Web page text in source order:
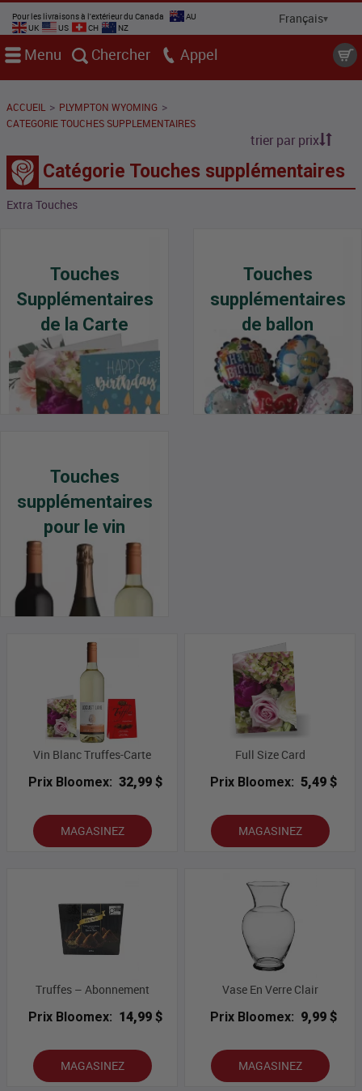
Pour les livraisons à l'extérieur du Canada
AU
UK
US CH NZ
Menu Chercher Appel
ACCUEIL > PLYMPTON WYOMING >
CATEGORIE TOUCHES SUPPLEMENTAIRES
trier par prix
Catégorie Touches supplémentaires
Extra Touches
Touches
Supplémentaires
de la Carte
Touches
supplémentaires
de ballon
Touches
supplémentaires
pour le vin
Vin Blanc Truffes-Carte
Prix Bloomex: 32,99 $
MAGASINEZ
Full Size Card
Prix Bloomex: 5,49 $
MAGASINEZ
Truffes – Abonnement
Prix Bloomex: 14,99 $
MAGASINEZ
Vase En Verre Clair
Prix Bloomex: 9,99 $
MAGASINEZ